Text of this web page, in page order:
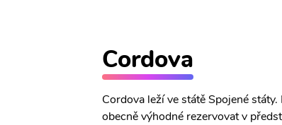
Cordova
Cordova leží ve státě Spojené
obecně výhodné rezervovat v